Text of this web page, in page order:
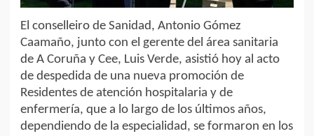
El conselleiro de Sanidad, Antonio Gómez
Caamaño, junto con el gerente del área sanitaria
de A Coruña y Cee, Luis Verde, asistió hoy al acto
de despedida de una nueva promoción de
Residentes de atención hospitalaria y de
enfermería, que a lo largo de los últimos años,
dependiendo de la especialidad, se formaron en los